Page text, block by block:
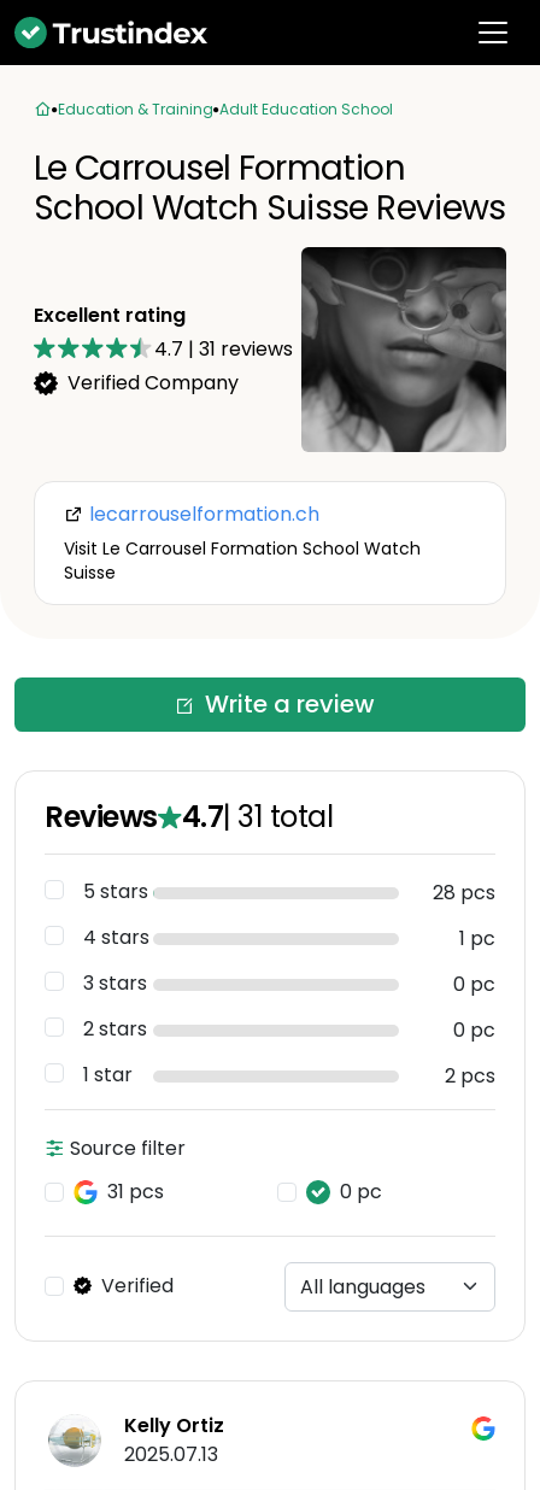
Education & Training Adult Education School
Le Carrousel Formation
School Watch Suisse Reviews
Excellent rating
4.7 | 31 reviews
Verified Company
lecarrouselformation.ch
Visit Le Carrousel Formation School Watch
Suisse
Write a review
Reviews 4.7| 31 total
5 stars
28 pcs
4 stars
1 pc
3 stars
0 pc
2 stars
0 pc
1 star
2 pcs
Source filter
31 pcs
0 pc
Verified
Kelly Ortiz
2025.07.13